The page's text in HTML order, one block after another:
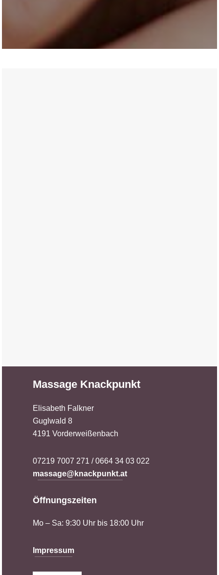
Massage Knackpunkt
Elisabeth Falkner
Guglwald 8
4191 Vorderweißenbach
07219 7007 271 / 0664 34 03 022
massage@knackpunkt.at
Öffnungszeiten
Mo – Sa: 9:30 Uhr bis 18:00 Uhr
Impressum